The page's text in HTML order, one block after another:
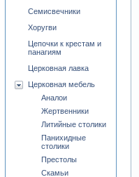
Семисвечники
Хоругви
Цепочки к крестам и
панагиям
Церковная лавка
Церковная мебель
Аналои
Жертвенники
Литийные столики
Панихидные
столики
Престолы
Скамьи